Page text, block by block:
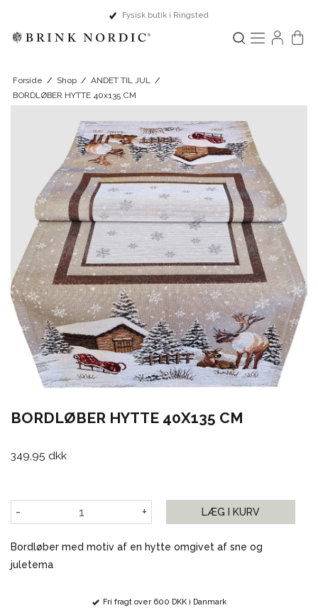
Fysisk butik i Ringsted
Forside / Shop / ANDET TIL JUL /
BORDLØBER HYTTE 40x135 CM
BORDLØBER HYTTE 40X135 CM
349,95 dkk
- + LÆG I KURV
Bordløber med motiv af en hytte omgivet af sne og
juletema
Fri fragt over 600 DKK i Danmark